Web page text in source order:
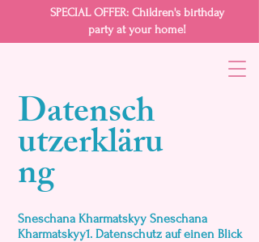
SPECIAL OFFER: Children's birthday
party at your home!
Datensch
utzerkläru
ng
Sneschana Kharmatskyy Sneschana
Kharmatskyy1. Datenschutz auf einen Blick